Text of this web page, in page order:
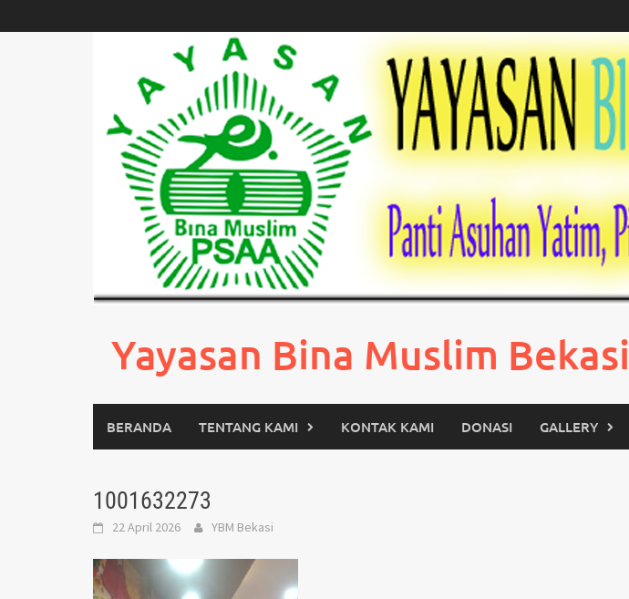
to
Yayasan Bina Muslim Bekasi
BERANDA TENTANG KAMI KONTAK KAMI DONASI GALLERY
1001632273
22 April 2026 YBM Bekasi